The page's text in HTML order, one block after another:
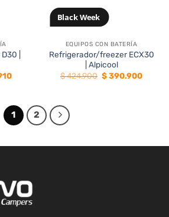
|
El
$ 359.910.
Black Week
EQUIPOS CON BATERÍA
Refrigerador/freezer ECX30
| Alpicool
$424.900 El
precio
$390.900El
1 2